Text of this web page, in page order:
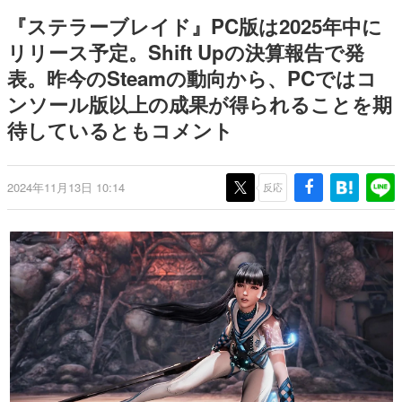
きます。
赫本
この物語を解いてはいけない。『赫本』は、〈試験問題〉
の形をした短編ホラー小説集です。
新世代に訊く
これからのデジタルゲーム市場を担う若きクリエイター達
ゲーム世代の作家たち
ゲームに多大な影響を受けた作家さんに取材し、ゲームが
画です。
日本モバイルゲーム産業史
日本のモバイルゲーム史における主要なトピック・タイト
ルを網羅するほか、開発者へのインタビューや識者による
解説を掲載。約20年の歴史が一望できる決定版！
若ゲのいたり〜ゲームクリエイターの青春〜
『うつヌケ』『ペンと箸』等で知られるマンガ家・田中圭
一先生によるゲーム業界レポートマンガです。
ム、型式番号などを配置
『ステラーブレイド』PC版は2025年中に
リリース予定。Shift Upの決算報告で発
表。昨今のSteamの動向から、PCではコ
ンソール版以上の成果が得られることを期
待しているともコメント
2024年11月13日 10:14 反応